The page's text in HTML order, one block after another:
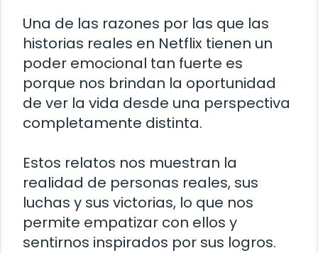
Una de las razones por las que las
historias reales en Netflix tienen un
poder emocional tan fuerte es
porque nos brindan la oportunidad
de ver la vida desde una perspectiva
completamente distinta.
Estos relatos nos muestran la
realidad de personas reales, sus
luchas y sus victorias, lo que nos
permite empatizar con ellos y
sentirnos inspirados por sus logros.